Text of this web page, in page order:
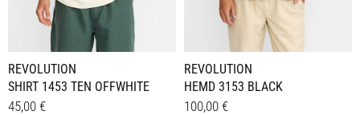
Produktseite
gewählt
werden
Produktseite
gewählt
werden
REVOLUTION
SHIRT 1453 TEN OFFWHITE
45,00 €
REVOLUTION
HEMD 3153 BLACK
100,00 €